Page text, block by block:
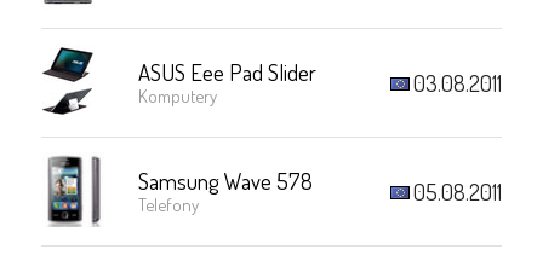
ASUS Eee Pad Slider
Komputery 03.08.2011
Samsung Wave 578
Telefony 05.08.2011